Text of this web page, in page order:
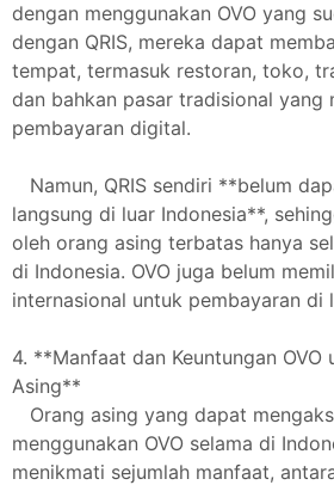
dengan menggunakan OVO yang
dengan QRIS, mereka dapat
tempat, termasuk restoran, toko,
dan bahkan pasar tradisional yang
pembayaran digital.
Namun, QRIS sendiri **belum
langsung di luar Indonesia**,
oleh orang asing terbatas hanya
di Indonesia. OVO juga belum
internasional untuk pembayaran di
4. **Manfaat dan Keuntungan OVO
Asing**
Orang asing yang dapat
menggunakan OVO selama di
menikmati sejumlah manfaat,